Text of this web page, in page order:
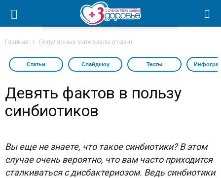
Главная Популярные материалы (главн)
Статьи Слайдшоу Тесты
Девять фактов в пользу
синбиотиков
Вы еще не знаете, что такое синбиотики? В этом
случае очень вероятно, что вам часто приходится
сталкиваться с дисбактериозом. Ведь синбиотики